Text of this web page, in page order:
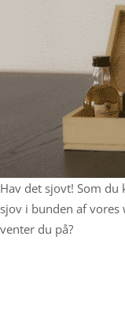
Hav det sjovt! Som du
sjov i bunden af vores
venter du på?